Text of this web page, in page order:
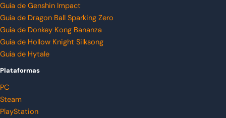
Guía de Genshin Impact
Guía de Dragon Ball Sparking Zero
Guía de Donkey Kong Bananza
Guía de Hollow Knight Silksong
Guía de Hytale
Plataformas
PC
Steam
PlayStation